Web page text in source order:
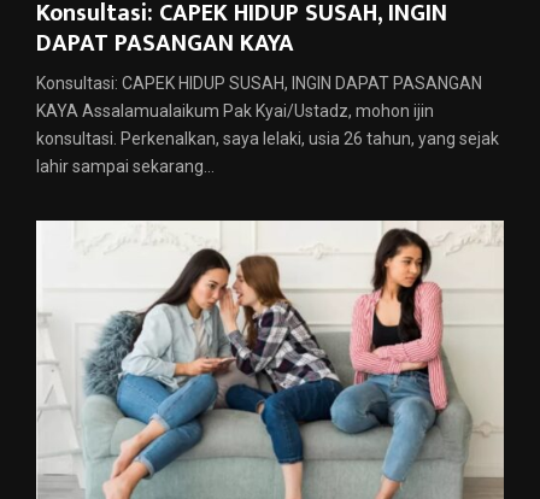
Konsultasi: CAPEK HIDUP SUSAH, INGIN
DAPAT PASANGAN KAYA
Konsultasi: CAPEK HIDUP SUSAH, INGIN DAPAT PASANGAN
KAYA Assalamualaikum Pak Kyai/Ustadz, mohon ijin
konsultasi. Perkenalkan, saya lelaki, usia 26 tahun, yang sejak
lahir sampai sekarang...